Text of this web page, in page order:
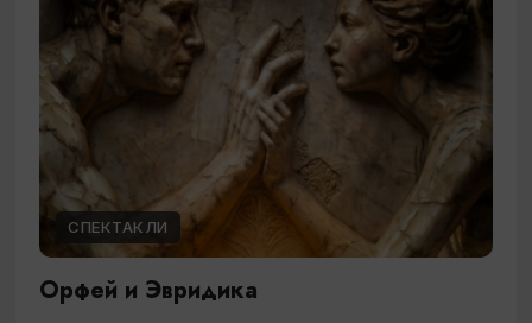
СПЕКТАКЛИ
Орфей и Эвридика